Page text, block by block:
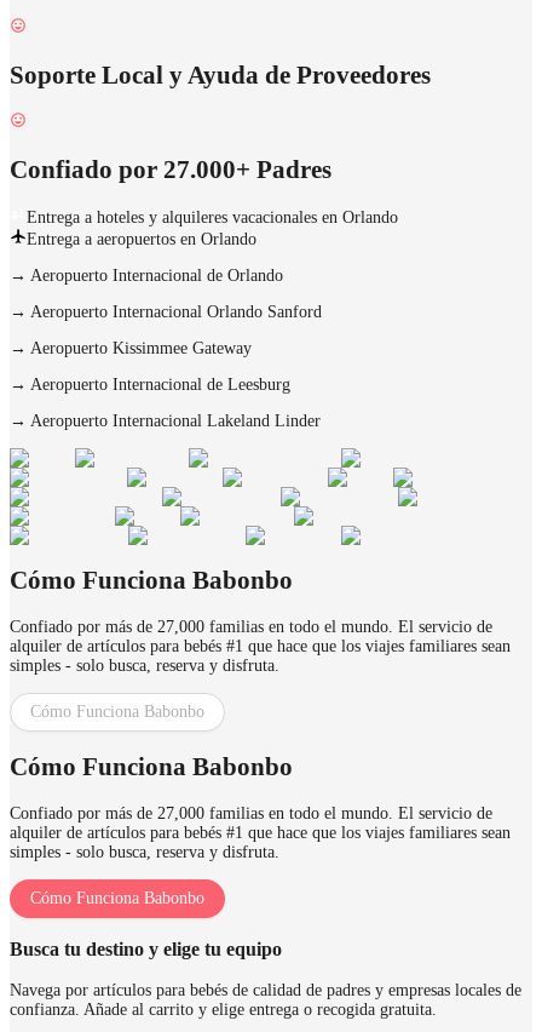
Soporte Local y Ayuda de Proveedores
Confiado por 27.000+ Padres
Entrega a hoteles y alquileres vacacionales en Orlando
Entrega a aeropuertos en Orlando
→ Aeropuerto Internacional de Orlando
→ Aeropuerto Internacional Orlando Sanford
→ Aeropuerto Kissimmee Gateway
→ Aeropuerto Internacional de Leesburg
→ Aeropuerto Internacional Lakeland Linder
Cómo Funciona Babonbo
Confiado por más de 27,000 familias en todo el mundo. El servicio de
alquiler de artículos para bebés #1 que hace que los viajes familiares sean
simples - solo busca, reserva y disfruta.
Cómo Funciona Babonbo
Cómo Funciona Babonbo
Confiado por más de 27,000 familias en todo el mundo. El servicio de
alquiler de artículos para bebés #1 que hace que los viajes familiares sean
simples - solo busca, reserva y disfruta.
Cómo Funciona Babonbo
Busca tu destino y elige tu equipo
Navega por artículos para bebés de calidad de padres y empresas locales de
confianza. Añade al carrito y elige entrega o recogida gratuita.